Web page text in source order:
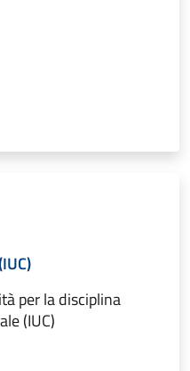
per la disciplina
(IUC)